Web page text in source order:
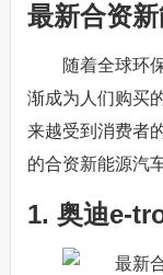
最新合资
随着全球环
渐成为人们购买
来越受到消费者
的合资新能源汽
1. 奥迪e-